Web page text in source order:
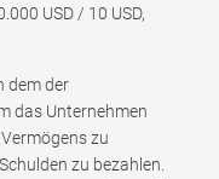
USD / 10 USD,
dem der
das Unternehmen
zu
zu bezahlen.